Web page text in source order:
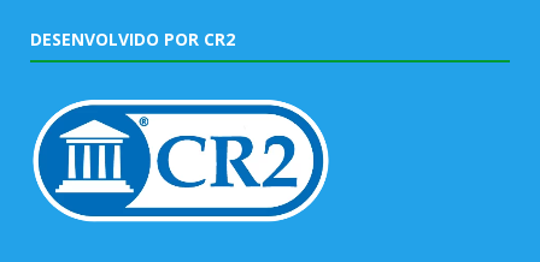
DESENVOLVIDO POR CR2